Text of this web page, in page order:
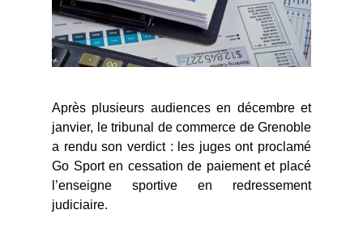
Après plusieurs audiences en décembre et
janvier, le tribunal de commerce de Grenoble
a rendu son verdict : les juges ont proclamé
Go Sport en cessation de paiement et placé
l’enseigne sportive en redressement
judiciaire.